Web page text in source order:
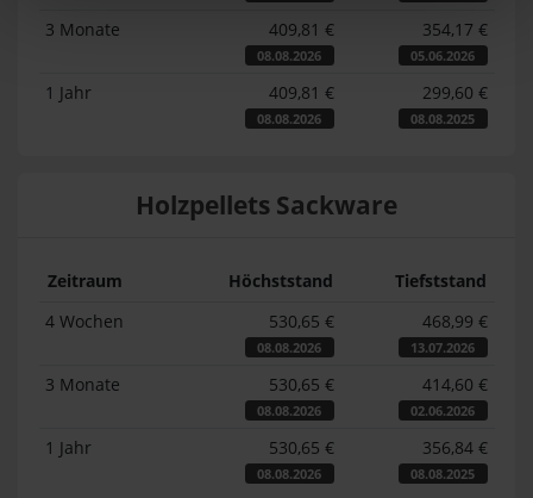
3 Monate 409,81 €
08.08.2026
354,17 €
05.06.2026
1 Jahr 409,81 €
08.08.2026
299,60 €
08.08.2025
Holzpellets Sackware
Zeitraum Höchststand
Tiefststand
4 Wochen
530,65 €
08.08.2026
468,99 €
13.07.2026
3 Monate 530,65 €
08.08.2026
414,60 €
02.06.2026
1 Jahr 530,65 €
08.08.2026
356,84 €
08.08.2025